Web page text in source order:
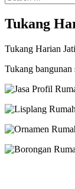
Tukang
Tukang Harian
Tukang